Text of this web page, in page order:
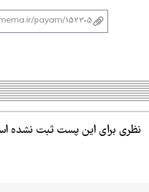
نظری برای این پست ثبت نشده